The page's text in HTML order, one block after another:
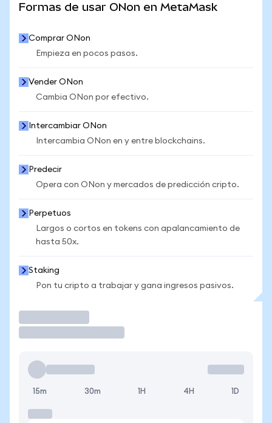
Formas de usar ONon en MetaMask
Comprar ONon
Empieza en pocos pasos.
Vender ONon
Cambia ONon por efectivo.
Intercambiar ONon
Intercambia ONon en y entre blockchains.
Predecir
Opera con ONon y mercados de predicción cripto.
Perpetuos
Largos o cortos en tokens con apalancamiento de
hasta 50x.
Staking
Pon tu cripto a trabajar y gana ingresos pasivos.
15m 30m 1H 4H 1D